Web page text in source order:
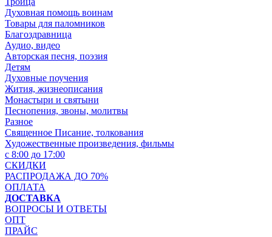
Духовная помощь воинам
Товары для паломников
Благоздравница
Аудио, видео
Авторская песня, поэзия
Детям
Духовные поучения
Жития, жизнеописания
Монастыри и святыни
Песнопения, звоны, молитвы
Разное
Священное Писание, толкования
Художественные произведения, фильмы
с 8:00 до 17:00
СКИДКИ
РАСПРОДАЖА ДО 70%
ОПЛАТА
ДОСТАВКА
ВОПРОСЫ И ОТВЕТЫ
ОПТ
ПРАЙС